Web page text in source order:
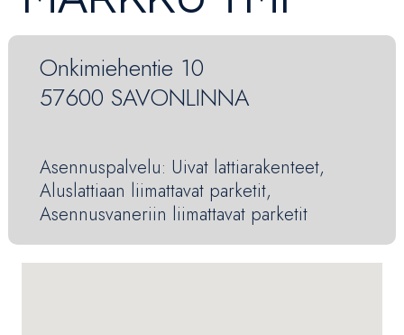
Onkimiehentie 10
57600 SAVONLINNA
Asennuspalvelu: Uivat lattiarakenteet,
Aluslattiaan liimattavat parketit,
Asennusvaneriin liimattavat parketit